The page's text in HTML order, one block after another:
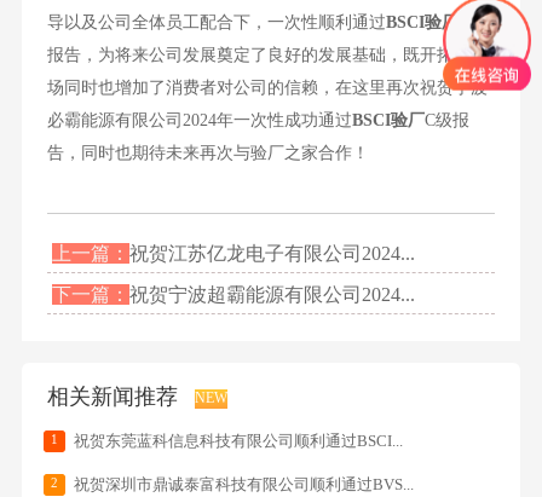
导以及公司全体员工配合下，一次性顺利通过BSCI验厂
C级
报告，为将来公司发展奠定了良好的发展基础，既开拓了市
场同时也增加了消费者对公司的信赖，在这里再次祝贺宁波
必霸能源有限公司2024年一次性成功通过BSCI验厂C级报
告，同时也期待未来再次与验厂之家合作！
上一篇：祝贺江苏亿龙电子有限公司2024...
下一篇：祝贺宁波超霸能源有限公司2024...
相关新闻推荐 NEW
1 祝贺东莞蓝科信息科技有限公司顺利通过BSCI...
2 祝贺深圳市鼎诚泰富科技有限公司顺利通过BVS...